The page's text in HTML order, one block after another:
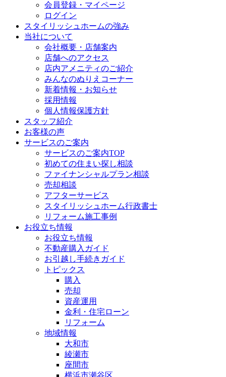
会員登録・マイページ
ログイン
スタイリッシュホームの強み
当社について
会社概要・店舗案内
店舗へのアクセス
店内アメニティのご紹介
みんなのぬりえコーナー
新着情報・お知らせ
採用情報
個人情報保護方針
スタッフ紹介
お客様の声
サービスのご案内
サービスのご案内TOP
初めての住まい探し相談
ファイナンシャルプラン相談
売却相談
アフターサービス
スタイリッシュホーム行政書士
リフォーム施工事例
お役立ち情報
お役立ち情報
不動産購入ガイド
お引越し手続きガイド
トピックス
購入
売却
資産運用
金利・住宅ローン
リフォーム
地域情報
大和市
綾瀬市
座間市
横浜市瀬谷区